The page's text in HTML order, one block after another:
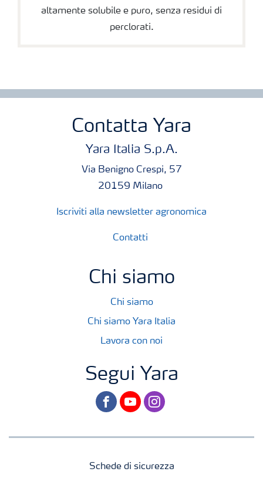
altamente solubile e puro, senza residui di
perclorati.
Contatta Yara
Yara Italia S.p.A.
Via Benigno Crespi, 57
20159 Milano
Iscriviti alla newsletter agronomica
Contatti
Chi siamo
Chi siamo
Chi siamo Yara Italia
Lavora con noi
Segui Yara
facebookyoutubeinstagram
Schede di sicurezza